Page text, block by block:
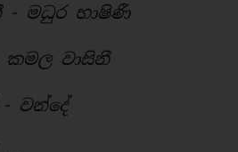
මධුර භාෂිණී
කමල වාසිනී
වන්දේ